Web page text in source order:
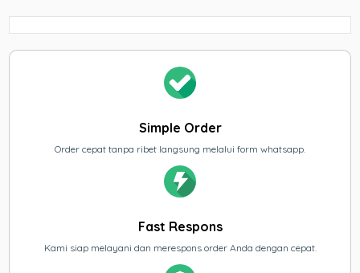
Simple Order
Order cepat tanpa ribet langsung melalui form whatsapp.
Fast Respons
Kami siap melayani dan merespons order Anda dengan cepat.